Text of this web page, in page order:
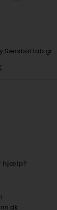
Modern Luxury by Siersbøl Lab grown diamantring med i alt 1,4 ct i 14 kt rødguld
hjælp?